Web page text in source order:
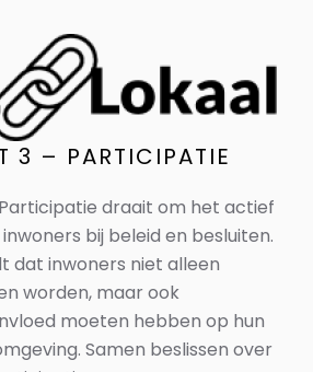
3 – PARTICIPATIE
draait om het actief
bij beleid en besluiten.
dat inwoners niet alleen
worden, maar ook
moeten hebben op hun
Samen beslissen over